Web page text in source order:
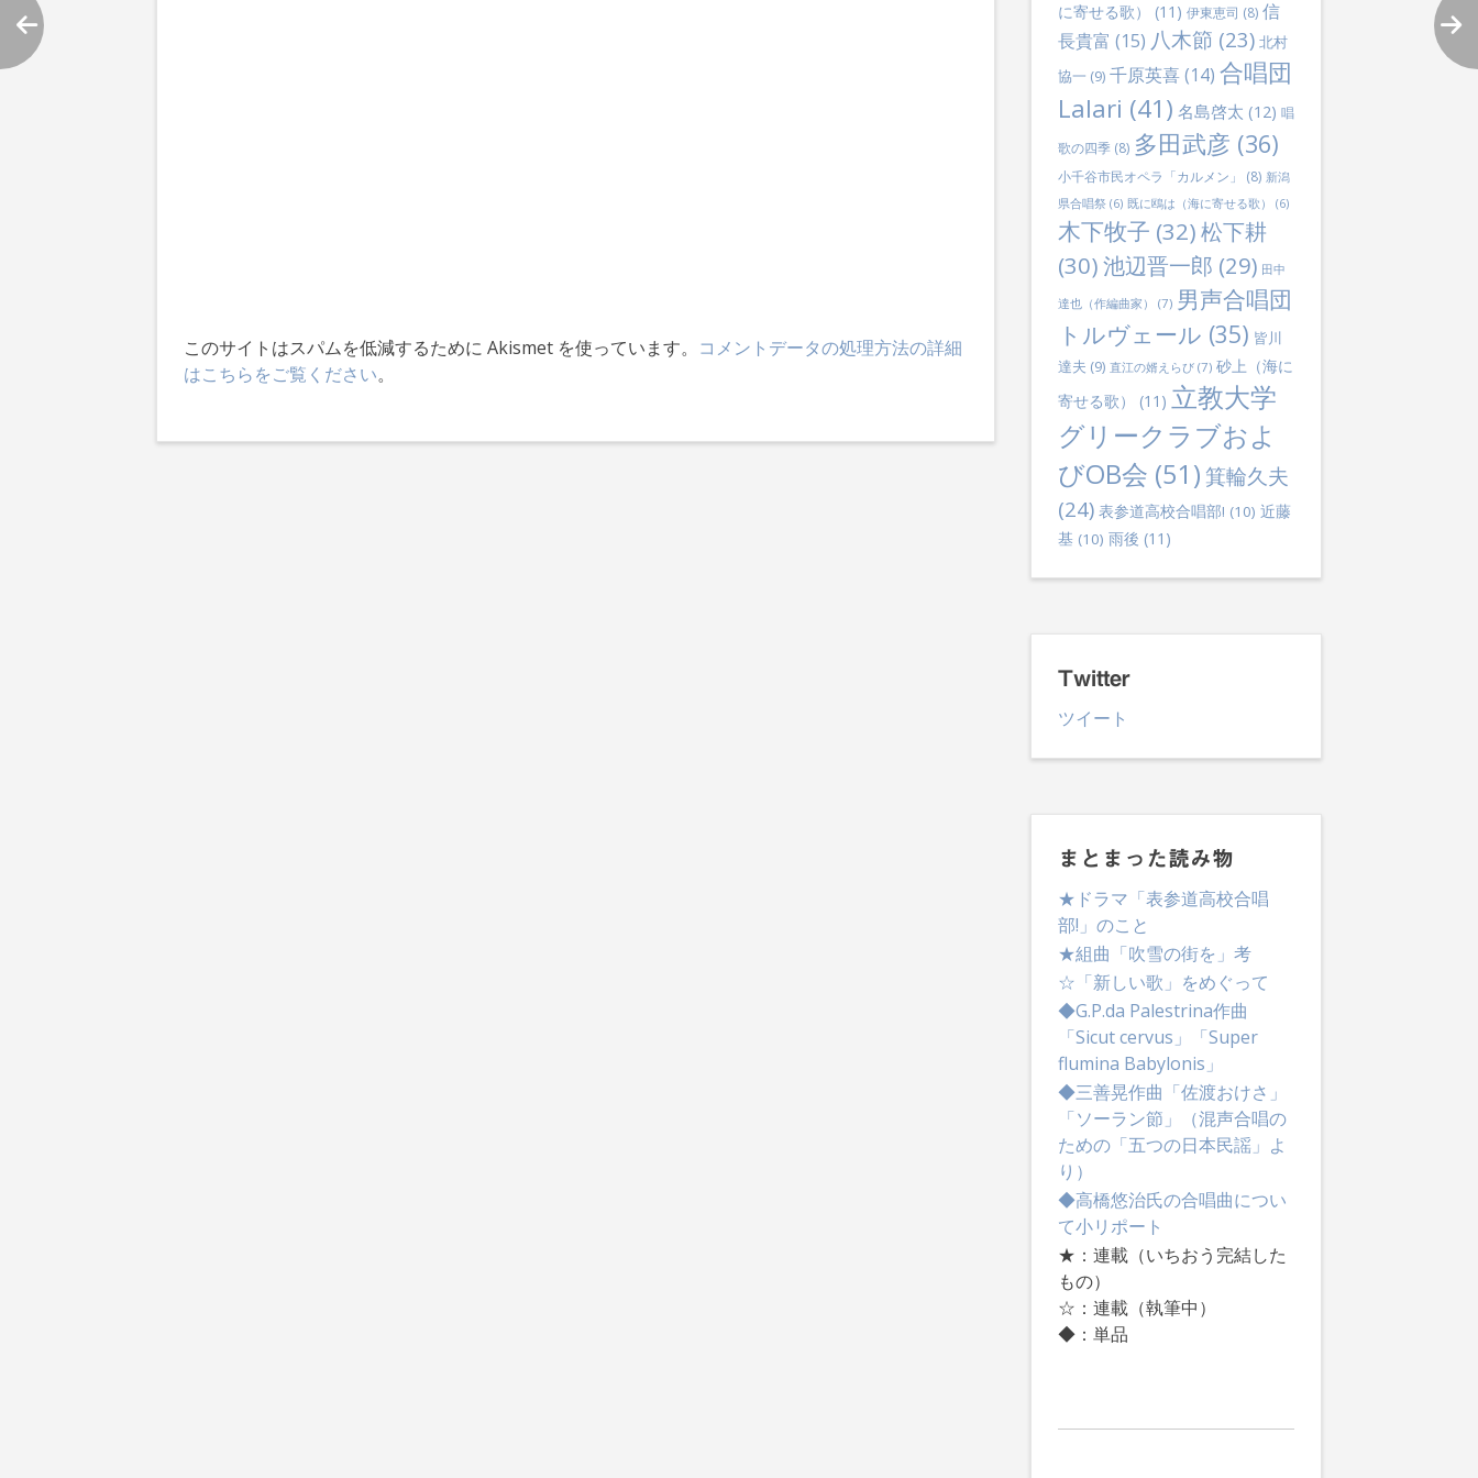
このサイトはスパムを低減するために Akismet を使っています。 コメントデータの処理方法の詳細
はこちらをご覧ください。
に寄せる歌）
(11) 伊東恵司 (8) 信
長貴富 (15) 八木節 (23) 北村
協一 (9) 千原英喜(14) 合唱団
Lalari (41) 名島啓太 (12) 唱
歌の四季(8) 多田武彦 (36)
小千谷市民オペラ「カルメン」 (8) 新潟
県合唱祭(6) 既に鴎は（海に寄せる歌） (6)
木下牧子 (32)松下耕
(30)池辺晋一郎 (29) 田中
達也（作編曲家） (7) 男声合唱団
トルヴェール (35) 皆川
達夫 (9) 直江の婿えらび(7) 砂上（海に
寄せる歌）
(11) 立教大学
グリークラブおよ
びOB会 (51) 箕輪久夫
(24) 表参道高校合唱部! (10) 近藤
基 (10) 雨後 (11)
Twitter
ツイート
まとまった読み物
★ドラマ「表参道高校合唱
部!」のこと
★組曲「吹雪の街を」考
☆「新しい歌」をめぐって
◆G.P.da Palestrina作曲
「Sicut cervus」「Super
flumina Babylonis」
◆三善晃作曲「佐渡おけさ」
「ソーラン節」（混声合唱の
ための「五つの日本民謡」よ
り）
◆高橋悠治氏の合唱曲につい
て小リポート
★：連載（いちおう完結した
もの）
☆：連載（執筆中）
◆：単品